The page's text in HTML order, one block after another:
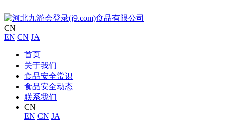
CN
EN CN JA
首页
关于我们
食品安全常识
食品安全动态
联系我们
CN
EN CN JA